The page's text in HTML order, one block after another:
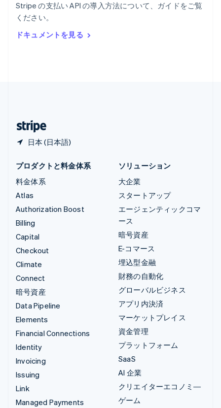
Stripe の支払い API の導入方法について、ガイドをご覧
ください。
ドキュメントを見る
日本 (日本語)
リヒテンシュタイン
Deutsch
ルーマニア
English
プロダクトと料金体系
料金体系
Atlas
Authorization Boost
Billing
Capital
Checkout
Climate
Connect
暗号資産
Data Pipeline
Elements
Financial Connections
Identity
Invoicing
Issuing
Link
Managed Payments
ソリューション
大企業
スタートアップ
エージェンティックコマ
ース
暗号資産
E-コマース
埋込型金融
財務の自動化
グローバルビジネス
アプリ内決済
マーケットプレイス
資金管理
プラットフォーム
SaaS
AI 企業
クリエイターエコノミ―
ゲーム